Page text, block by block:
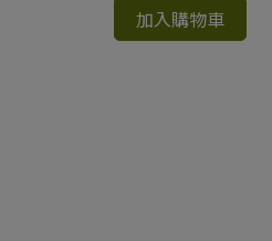
加入購物車